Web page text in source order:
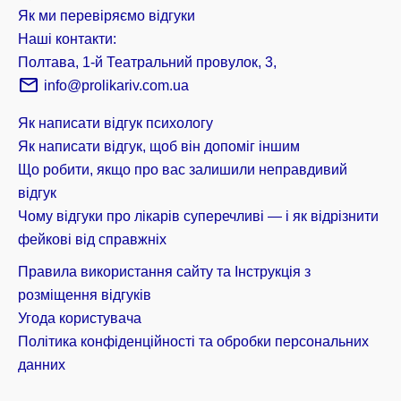
Як ми перевіряємо відгуки
Наші контакти:
Полтава, 1-й Театральний провулок, 3,
info@prolikariv.com.ua
Як написати відгук психологу
Як написати відгук, щоб він допоміг іншим
Що робити, якщо про вас залишили неправдивий
відгук
Чому відгуки про лікарів суперечливі — і як відрізнити
фейкові від справжніх
Правила використання сайту та Інструкція з
розміщення відгуків
Угода користувача
Політика конфіденційності та обробки персональних
данних